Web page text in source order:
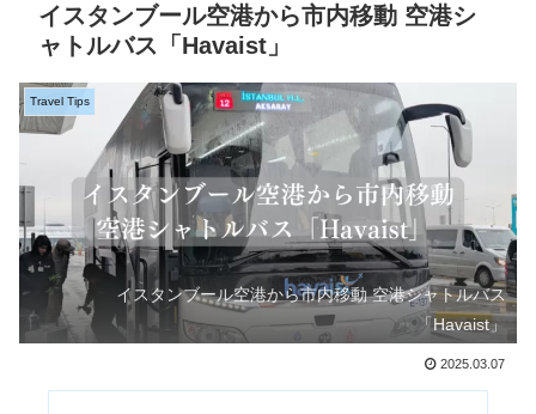
イスタンブール空港から市内移動 空港シ
ャトルバス「Havaist」
Travel Tips
イスタンブール空港から市内移動 空港シャトルバス
「Havaist」
2025.03.07